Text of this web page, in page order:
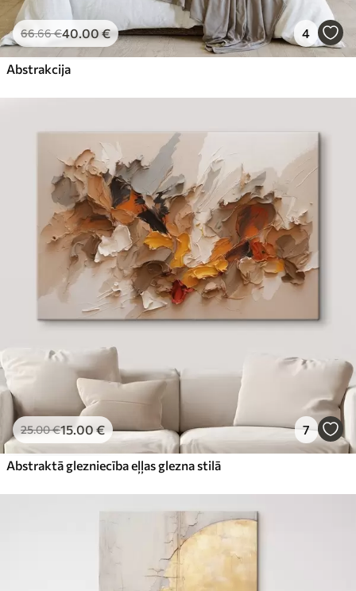
66.66€40.00€ 4
Abstrakcija
25.00€15.00 € 7
Abstraktā glezniecība eļļas glezna stilā